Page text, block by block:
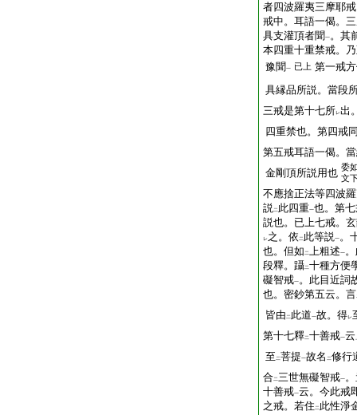
者四波羅夷三摩耶
戒中。耳語一偈。
具支灌頂者聞一。其
本四重十重禁戒。
豫聞一 已上 第一戒
具縁品所説。當段
三戒是第十七所レ出
四重禁也。第四戒
第五戒耳語一偈。
金剛頂所説用也 委
文
不應捨正法等四波
説二 此四重一也。第
説也。已上七戒。
レ之。依 二 此等説一。
也。但如 二上粗述一
段釋。躡二十種方便
礙智戒一。此目近詞
也。密鈔第五云。言
皆由 二 此道一故。得レ
第十七釋二十善戒一云
至 二菩提一故名 二修行
合二三世無礙智戒一
十善戒一云。今此戒
之戒。若住 二 此性淨